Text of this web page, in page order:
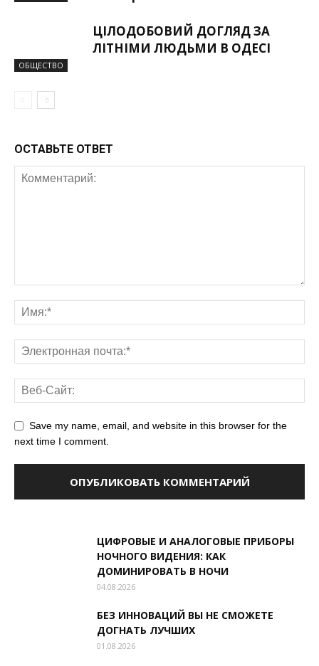
ОБЩЕСТВО
ЦІЛОДОБОВИЙ ДОГЛЯД ЗА
ЛІТНІМИ ЛЮДЬМИ В ОДЕСІ
ОСТАВЬТЕ ОТВЕТ
Save my name, email, and website in this browser for the
next time I comment.
ЦИФРОВЫЕ И АНАЛОГОВЫЕ ПРИБОРЫ
НОЧНОГО ВИДЕНИЯ: КАК
ДОМИНИРОВАТЬ В НОЧИ
04.08.2026
БЕЗ ИННОВАЦИЙ ВЫ НЕ СМОЖЕТЕ
ДОГНАТЬ ЛУЧШИХ
01.08.2026